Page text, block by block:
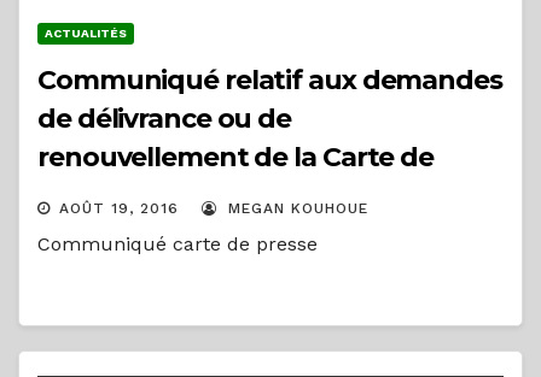
ACTUALITÉS
Communiqué relatif aux demandes
de délivrance ou de
renouvellement de la Carte de
Presse
AOÛT 19, 2016 MEGAN KOUHOUE
Communiqué carte de presse